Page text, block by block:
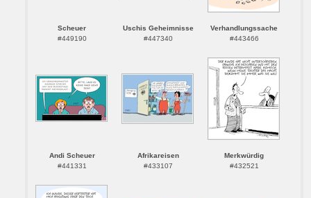
Scheuer
#449190
Uschis Geheimnisse
#447340
Verhandlungssache
#443466
Andi Scheuer
#441331
Afrikareisen
#433107
Merkwürdig
#432521